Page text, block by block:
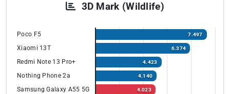
3D Mark (Wildlife)
Poco F5 7.497
Xiaomi 13T 6.374
Redmi Note 13 Pro+ 4.423
Nothing Phone 2a 4.140
Samsung Galaxy A55 5G 4.023